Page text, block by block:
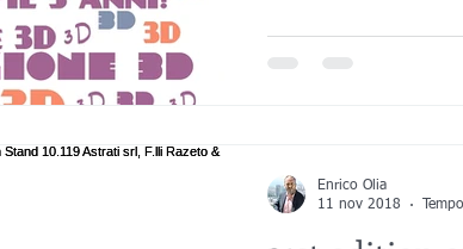
Enrico Olia
11 nov 2018